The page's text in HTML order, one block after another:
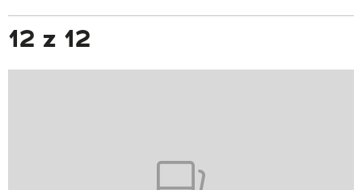
12 z 12